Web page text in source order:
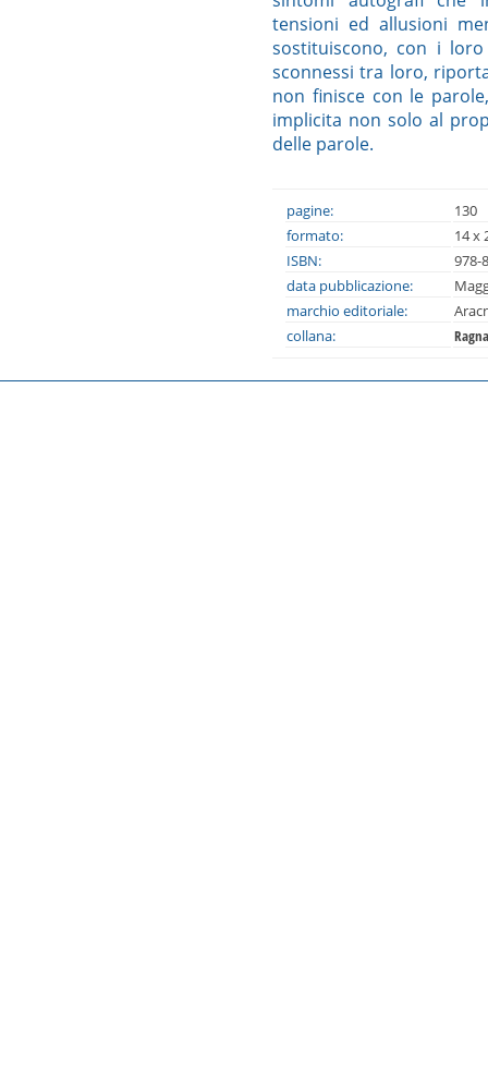
tensioni ed allusioni
sostituiscono, con i
sconnessi tra loro,
non finisce con le
implicita non solo al
delle parole.
pagine:
130
formato:
14 x
ISBN:
978-
data pubblicazione:
marchio editoriale:
collana: